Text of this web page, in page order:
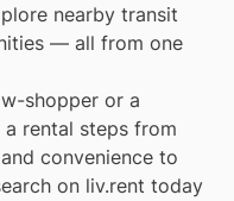
nearby transit
— all from one
shopper or a
a rental steps from
convenience to
on liv.rent today